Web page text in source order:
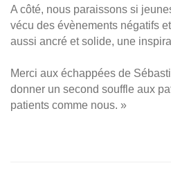
A côté, nous paraissons si
vécu des évènements négatifs
aussi ancré et solide, une
Merci aux échappées de
donner un second souffle aux
patients comme nous. »